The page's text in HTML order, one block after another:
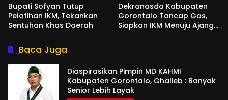
Bupati Sofyan Tutup
Pelatihan IKM, Tekankan
Sentuhan Khas Daerah
Dekranasda Kabupaten
Gorontalo Tancap Gas,
Siapkan IKM Menuju Ajang
Baca Juga
Diaspirasikan Pimpin MD KAHMI
Kabupaten Gorontalo, Ghalieb : Banyak
Senior Lebih Layak